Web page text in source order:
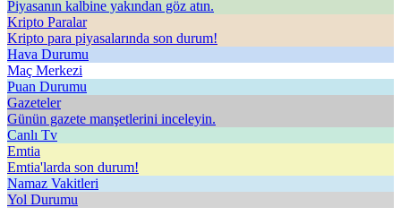
Piyasanın kalbine yakından göz atın.
Kripto Paralar
Kripto para piyasalarında son durum!
Hava Durumu
Maç Merkezi
Puan Durumu
Gazeteler
Günün gazete manşetlerini inceleyin.
Canlı Tv
Emtia
Emtia'larda son durum!
Namaz Vakitleri
Yol Durumu